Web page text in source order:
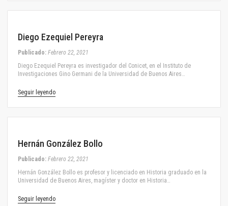
Diego Ezequiel Pereyra
Publicado: Febrero 22, 2021
Diego Ezequiel Pereyra es investigador del Conicet, en el Instituto de
Investigaciones Gino Germani de la Universidad de Buenos Aires…
Seguir leyendo
Hernán González Bollo
Publicado: Febrero 22, 2021
Hernán González Bollo es profesor y licenciado en Historia graduado en la
Universidad de Buenos Aires, magíster y doctor en Historia…
Seguir leyendo